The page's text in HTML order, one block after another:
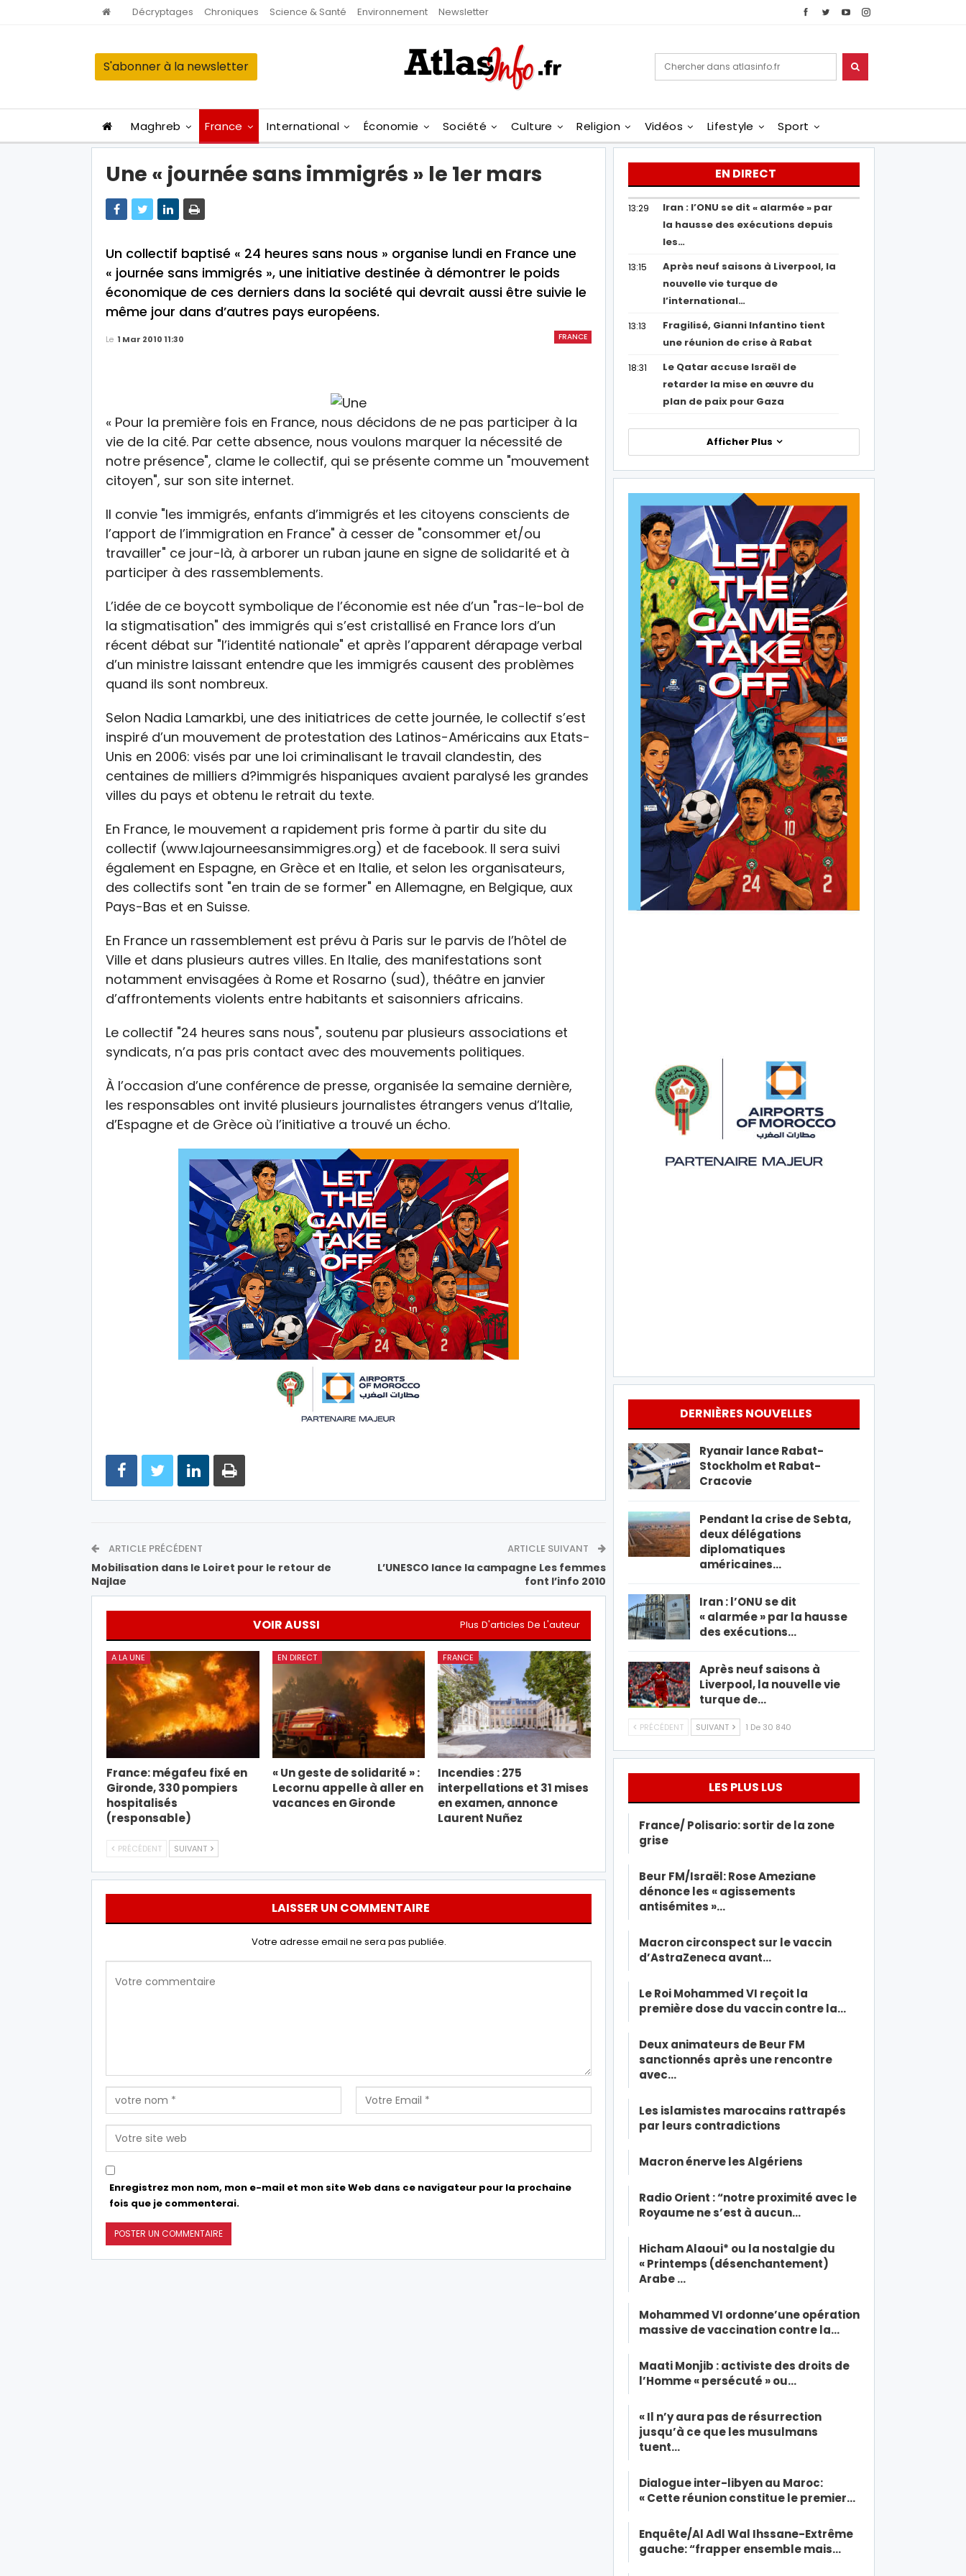
Décryptages Chroniques Science & Santé Environnement Newsletter
S'abonner à la newsletter
Maghreb France International Économie Société Culture Religion Vidéos Lifestyle Sport
Une « journée sans immigrés » le 1er mars
Un collectif baptisé « 24 heures sans nous » organise lundi en France une
« journée sans immigrés », une initiative destinée à démontrer le poids
économique de ces derniers dans la société qui devrait aussi être suivie le
même jour dans d’autres pays européens.
FRANCE
Le 1 Mar 2010 11:30
« Pour la première fois en France, nous décidons de ne pas participer à la
vie de la cité. Par cette absence, nous voulons marquer la nécessité de
notre présence", clame le collectif, qui se présente comme un "mouvement
citoyen", sur son site internet.
Il convie "les immigrés, enfants d’immigrés et les citoyens conscients de
l’apport de l’immigration en France" à cesser de "consommer et/ou
travailler" ce jour-là, à arborer un ruban jaune en signe de solidarité et à
participer à des rassemblements.
L’idée de ce boycott symbolique de l’économie est née d’un "ras-le-bol de
la stigmatisation" des immigrés qui s’est cristallisé en France lors d’un
récent débat sur "l’identité nationale" et après l’apparent dérapage verbal
d’un ministre laissant entendre que les immigrés causent des problèmes
quand ils sont nombreux.
Selon Nadia Lamarkbi, une des initiatrices de cette journée, le collectif s’est
inspiré d’un mouvement de protestation des Latinos-Américains aux Etats-
Unis en 2006: visés par une loi criminalisant le travail clandestin, des
centaines de milliers d?immigrés hispaniques avaient paralysé les grandes
villes du pays et obtenu le retrait du texte.
En France, le mouvement a rapidement pris forme à partir du site du
collectif (www.lajourneesansimmigres.org) et de facebook. Il sera suivi
également en Espagne, en Grèce et en Italie, et selon les organisateurs,
des collectifs sont "en train de se former" en Allemagne, en Belgique, aux
Pays-Bas et en Suisse.
En France un rassemblement est prévu à Paris sur le parvis de l’hôtel de
Ville et dans plusieurs autres villes. En Italie, des manifestations sont
notamment envisagées à Rome et Rosarno (sud), théâtre en janvier
d’affrontements violents entre habitants et saisonniers africains.
Le collectif "24 heures sans nous", soutenu par plusieurs associations et
syndicats, n’a pas pris contact avec des mouvements politiques.
À l’occasion d’une conférence de presse, organisée la semaine dernière,
les responsables ont invité plusieurs journalistes étrangers venus d’Italie,
d’Espagne et de Grèce où l’initiative a trouvé un écho.
ARTICLE PRÉCÉDENT
Mobilisation dans le Loiret pour le retour de
Najlae
ARTICLE SUIVANT
L’UNESCO lance la campagne Les femmes
font l’info 2010
VOIR AUSSI Plus D'articles De L'auteur
A LA UNE
France: mégafeu fixé en
Gironde, 330 pompiers
hospitalisés
(responsable)
EN DIRECT
« Un geste de solidarité » :
Lecornu appelle à aller en
vacances en Gironde
FRANCE
Incendies : 275
interpellations et 31 mises
en examen, annonce
Laurent Nuñez
PRÉCÉDENT SUIVANT
LAISSER UN COMMENTAIRE
Votre adresse email ne sera pas publiée.
Enregistrez mon nom, mon e-mail et mon site Web dans ce navigateur pour la prochaine
fois que je commenterai.
EN DIRECT
13:29
Iran : l’ONU se dit « alarmée » par
la hausse des exécutions depuis
les…
13:15
Après neuf saisons à Liverpool, la
nouvelle vie turque de
l’international…
13:13
Fragilisé, Gianni Infantino tient
une réunion de crise à Rabat
18:31
Le Qatar accuse Israël de
retarder la mise en œuvre du
plan de paix pour Gaza
Afficher Plus
DERNIÈRES NOUVELLES
Ryanair lance Rabat-
Stockholm et Rabat-
Cracovie
Pendant la crise de Sebta,
deux délégations
diplomatiques
américaines…
Iran : l’ONU se dit
« alarmée » par la hausse
des exécutions…
Après neuf saisons à
Liverpool, la nouvelle vie
turque de…
PRÉCÉDENT SUIVANT 1 De 30 840
LES PLUS LUS
France/ Polisario: sortir de la zone
grise
Beur FM/Israël: Rose Ameziane
dénonce les « agissements
antisémites »…
Macron circonspect sur le vaccin
d’AstraZeneca avant…
Le Roi Mohammed VI reçoit la
première dose du vaccin contre la…
Deux animateurs de Beur FM
sanctionnés après une rencontre
avec…
Les islamistes marocains rattrapés
par leurs contradictions
Macron énerve les Algériens
Radio Orient : “notre proximité avec le
Royaume ne s’est à aucun…
Hicham Alaoui* ou la nostalgie du
« Printemps (désenchantement)
Arabe …
Mohammed VI ordonne’une opération
massive de vaccination contre la…
Maati Monjib : activiste des droits de
l’Homme « persécuté » ou…
« Il n’y aura pas de résurrection
jusqu’à ce que les musulmans
tuent…
Dialogue inter-libyen au Maroc:
« Cette réunion constitue le premier…
Enquête/Al Adl Wal Ihssane-Extrême
gauche: “frapper ensemble mais…